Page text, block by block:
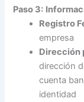
Paso 3:
Registro
empresa
Dirección
dirección
cuenta
identidad